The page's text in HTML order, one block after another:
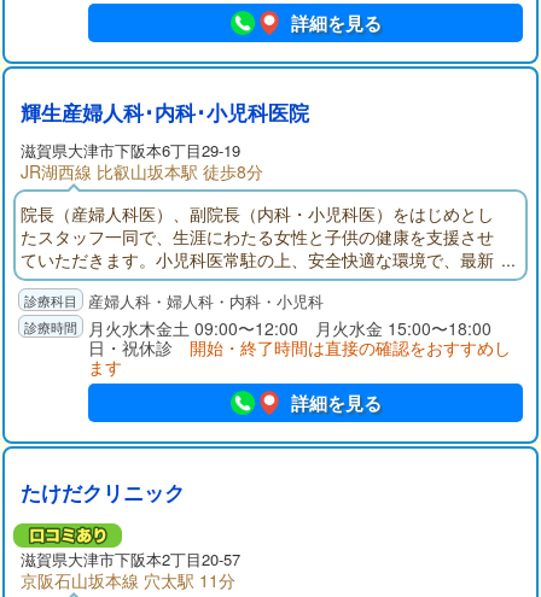
詳細を見る
輝生産婦人科･内科･小児科医院
滋賀県大津市下阪本6丁目29-19
JR湖西線 比叡山坂本駅 徒歩8分
院長（産婦人科医）、副院長（内科・小児科医）をはじめとし
たスタッフ一同で、生涯にわたる女性と子供の健康を支援させ
ていただきます。小児科医常駐の上、安全快適な環境で、最新
の医療設備と心優しいスタッフを揃え、良心的医療により「輝
く人生」を迎えることが目標です（分娩の取り扱いはしており
ません）。
産婦人科・婦人科・内科・小児科
月火水木金土 09:00〜12:00 月火水金 15:00〜18:00
日・祝休診 開始・終了時間は直接の確認をおすすめし
ます
詳細を見る
たけだクリニック
滋賀県大津市下阪本2丁目20-57
京阪石山坂本線 穴太駅 11分